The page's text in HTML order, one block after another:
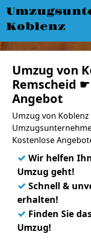
Koblenz
Umzug von
Remscheid
Angebot
Umzug von
Kostenlose
✓ Wir helfen
Umzug geht!
✓ Schnell &
erhalten!
✓ Finden Sie
Umzug!